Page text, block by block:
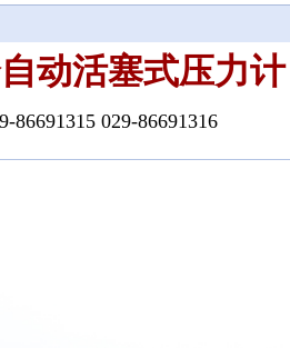
动活塞式压力计
86691315 029-86691316